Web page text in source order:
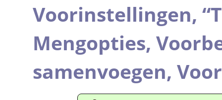
Voorinstellingen, “
Mengopties,
samenvoegen,